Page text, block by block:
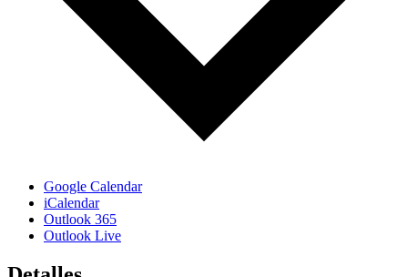
Google Calendar
iCalendar
Outlook 365
Outlook Live